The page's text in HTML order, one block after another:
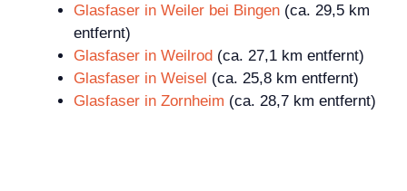
Glasfaser in Weiler bei Bingen (ca. 29,5 km
entfernt)
Glasfaser in Weilrod (ca. 27,1 km entfernt)
Glasfaser in Weisel (ca. 25,8 km entfernt)
Glasfaser in Zornheim (ca. 28,7 km entfernt)